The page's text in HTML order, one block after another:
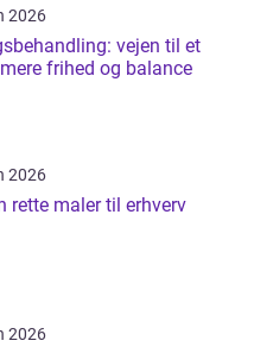
2026
vejen til et
frihed og balance
2026
rette maler til erhverv
2026